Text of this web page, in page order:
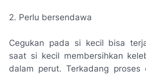
2. Perlu bersendawa
Cegukan pada si kecil bisa
saat si kecil membersihkan
dalam perut. Terkadang proses